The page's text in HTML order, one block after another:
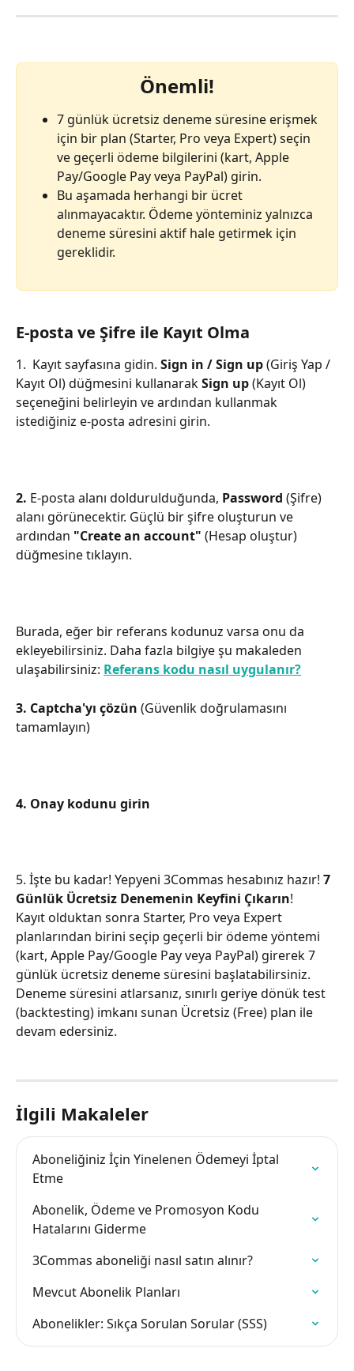
Önemli!
7 günlük ücretsiz deneme süresine erişmek
için bir plan (Starter, Pro veya Expert) seçin
ve geçerli ödeme bilgilerini (kart, Apple
Pay/Google Pay veya PayPal) girin.
Bu aşamada herhangi bir ücret
alınmayacaktır. Ödeme yönteminiz yalnızca
deneme süresini aktif hale getirmek için
gereklidir.
E-posta ve Şifre ile Kayıt Olma
1. Kayıt sayfasına gidin. Sign in / Sign up (Giriş Yap /
Kayıt Ol) düğmesini kullanarak Sign up (Kayıt Ol)
seçeneğini belirleyin ve ardından kullanmak
istediğiniz e-posta adresini girin.
2. E-posta alanı doldurulduğunda, Password (Şifre)
alanı görünecektir. Güçlü bir şifre oluşturun ve
ardından "Create an account" (Hesap oluştur)
düğmesine tıklayın.
Burada, eğer bir referans kodunuz varsa onu da
ekleyebilirsiniz. Daha fazla bilgiye şu makaleden
ulaşabilirsiniz: Referans kodu nasıl uygulanır?
3. Captcha'yı çözün (Güvenlik doğrulamasını
tamamlayın)
4. Onay kodunu girin
5. İşte bu kadar! Yepyeni 3Commas hesabınız hazır! 7
Günlük Ücretsiz Denemenin Keyfini Çıkarın!
Kayıt olduktan sonra Starter, Pro veya Expert
planlarından birini seçip geçerli bir ödeme yöntemi
(kart, Apple Pay/Google Pay veya PayPal) girerek 7
günlük ücretsiz deneme süresini başlatabilirsiniz.
Deneme süresini atlarsanız, sınırlı geriye dönük test
(backtesting) imkanı sunan Ücretsiz (Free) plan ile
devam edersiniz.
İlgili Makaleler
Aboneliğiniz İçin Yinelenen Ödemeyi İptal
Etme
Abonelik, Ödeme ve Promosyon Kodu
Hatalarını Giderme
3Commas aboneliği nasıl satın alınır?
Mevcut Abonelik Planları
Abonelikler: Sıkça Sorulan Sorular (SSS)